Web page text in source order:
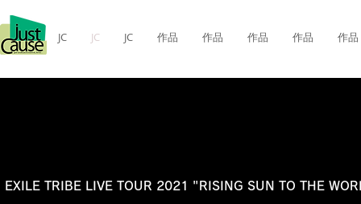
JC JC JC 作品 作品 作品 作品 作品
EXILE TRIBE LIVE TOUR 2021 "RISING SUN TO THE